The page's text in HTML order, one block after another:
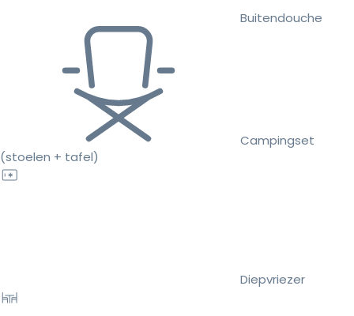
Buitendouche
Campingset
(stoelen + tafel)
Diepvriezer